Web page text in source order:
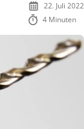
22. Juli 2022
4 Minuten